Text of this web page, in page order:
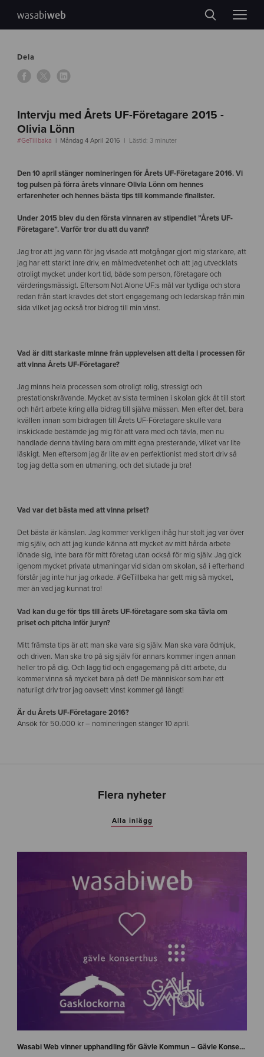
Dela
Intervju med Årets UF-Företagare 2015 -
Olivia Lönn
#GeTillbaka Måndag 4 April 2016 Lästid: 3 minuter
Den 10 april stänger nomineringen för Årets UF-Företagare 2016. Vi
tog pulsen på förra årets vinnare Olivia Lönn om hennes
erfarenheter och hennes bästa tips till kommande finalister.
Under 2015 blev du den första vinnaren av stipendiet ”Årets UF-
Företagare”. Varför tror du att du vann?
Jag tror att jag vann för jag visade att motgångar gjort mig starkare, att
jag har ett starkt inre driv, en målmedvetenhet och att jag utvecklats
otroligt mycket under kort tid, både som person, företagare och
värderingsmässigt. Eftersom Not Alone UF:s mål var tydliga och stora
redan från start krävdes det stort engagemang och ledarskap från min
sida vilket jag också tror bidrog till min vinst.
Vad är ditt starkaste minne från upplevelsen att delta i processen för
att vinna Årets UF-Företagare?
Jag minns hela processen som otroligt rolig, stressigt och
prestationskrävande. Mycket av sista terminen i skolan gick åt till stort
och hårt arbete kring alla bidrag till själva mässan. Men efter det, bara
kvällen innan som bidragen till Årets UF-Företagare skulle vara
inskickade bestämde jag mig för att vara med och tävla, men nu
handlade denna tävling bara om mitt egna presterande, vilket var lite
läskigt. Men eftersom jag är lite av en perfektionist med stort driv så
tog jag detta som en utmaning, och det slutade ju bra!
Vad var det bästa med att vinna priset?
Det bästa är känslan. Jag kommer verkligen ihåg hur stolt jag var över
mig själv, och att jag kunde känna att mycket av mitt hårda arbete
lönade sig, inte bara för mitt företag utan också för mig själv. Jag gick
igenom mycket privata utmaningar vid sidan om skolan, så i efterhand
förstår jag inte hur jag orkade. #GeTillbaka har gett mig så mycket,
mer än vad jag kunnat tro!
Vad kan du ge för tips till årets UF-företagare som ska tävla om
priset och pitcha inför juryn?
Mitt främsta tips är att man ska vara sig själv. Man ska vara ödmjuk,
och driven. Man ska tro på sig själv för annars kommer ingen annan
heller tro på dig. Och lägg tid och engagemang på ditt arbete, du
kommer vinna så mycket bara på det! De människor som har ett
naturligt driv tror jag oavsett vinst kommer gå långt!
Är du Årets UF-Företagare 2016?
Ansök för 50.000 kr – nomineringen stänger 10 april.
Flera nyheter
Alla inlägg
e
Wasabi Web vinner upphandling för Gävle Kommun – Gävle Konserthus, Gävle Symfoniorkester och Gasklockorna Gävle